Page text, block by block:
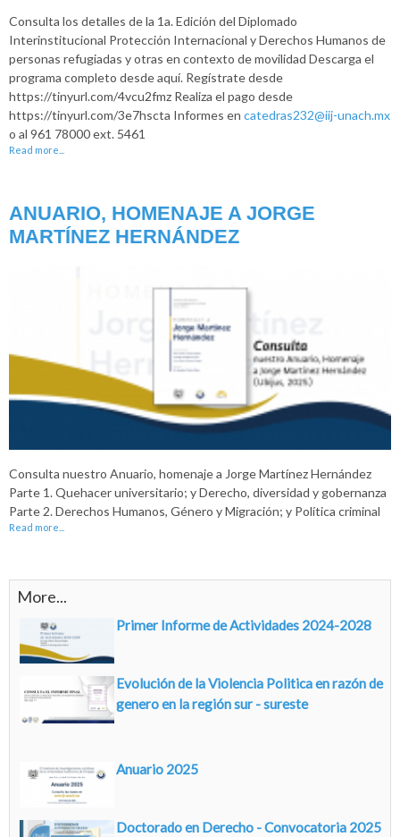
Consulta los detalles de la 1a. Edición del Diplomado
Interinstitucional Protección Internacional y Derechos Humanos de
personas refugiadas y otras en contexto de movilidad Descarga el
programa completo desde aquí. Regístrate desde
https://tinyurl.com/4vcu2fmz Realiza el pago desde
https://tinyurl.com/3e7hscta Informes en catedras232@iij-unach.mx
o al 961 78000 ext. 5461
Read more...
ANUARIO, HOMENAJE A JORGE
MARTÍNEZ HERNÁNDEZ
Consulta nuestro Anuario, homenaje a Jorge Martínez Hernández
Parte 1. Quehacer universitario; y Derecho, diversidad y gobernanza
Parte 2. Derechos Humanos, Género y Migración; y Política criminal
Read more...
More...
Primer Informe de Actividades 2024-2028
Evolución de la Violencia Politica en razón de
genero en la región sur - sureste
Anuario 2025
Doctorado en Derecho - Convocatoria 2025